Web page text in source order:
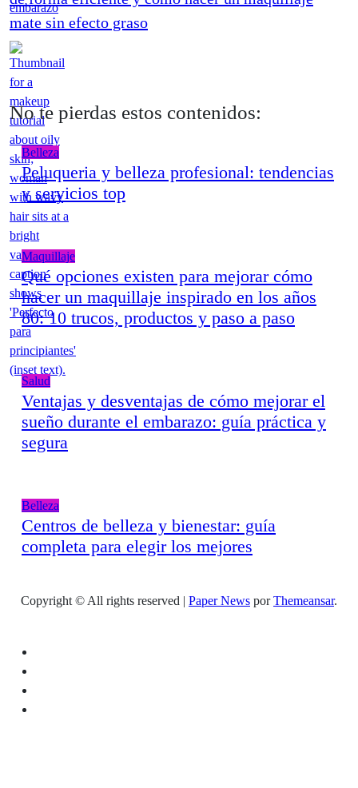
mate sin efecto graso
No te pierdas estos contenidos:
Belleza
Peluqueria y belleza profesional: tendencias
y servicios top
Maquillaje
Qué opciones existen para mejorar cómo
hacer un maquillaje inspirado en los años
80: 10 trucos, productos y paso a paso
Salud
Ventajas y desventajas de cómo mejorar el
sueño durante el embarazo: guía práctica y
segura
Belleza
Centros de belleza y bienestar: guía
completa para elegir los mejores
Copyright © All rights reserved | Paper News porThemeansar.